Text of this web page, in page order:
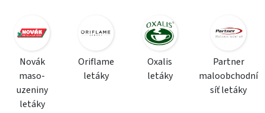
Novák
maso-
uzeniny
letáky
Oriflame
letáky
Oxalis
letáky
Partner
maloobchodní
síť letáky